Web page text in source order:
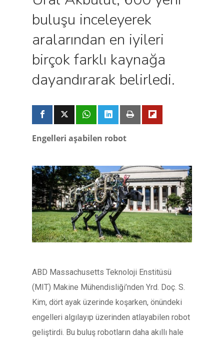
buluşu inceleyerek
aralarından en iyileri
birçok farklı kaynağa
dayandırarak belirledi.
Engelleri aşabilen robot
ABD Massachusetts Teknoloji Enstitüsü
(MIT) Makine Mühendisliği’nden Yrd. Doç. S.
Kim, dört ayak üzerinde koşarken, önündeki
engelleri algılayıp üzerinden atlayabilen robot
geliştirdi. Bu buluş robotların daha akıllı hale